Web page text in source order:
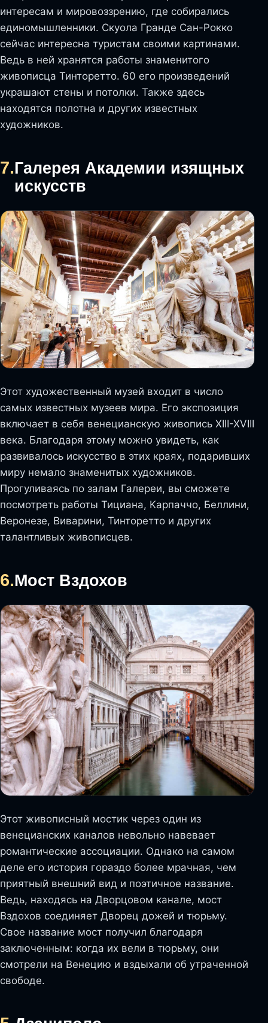
интересам и мировоззрению, где собирались
единомышленники. Скуола Гранде Сан-Рокко
сейчас интересна туристам своими картинами.
Ведь в ней хранятся работы знаменитого
живописца Тинторетто. 60 его произведений
украшают стены и потолки. Также здесь
находятся полотна и других известных
художников.
7.Галерея Академии изящных
искусств
Этот художественный музей входит в число
самых известных музеев мира. Его экспозиция
включает в себя венецианскую живопись XIII-XVIII
века. Благодаря этому можно увидеть, как
развивалось искусство в этих краях, подаривших
миру немало знаменитых художников.
Прогуливаясь по залам Галереи, вы сможете
посмотреть работы Тициана, Карпаччо, Беллини,
Веронезе, Виварини, Тинторетто и других
талантливых живописцев.
6.Мост Вздохов
Этот живописный мостик через один из
венецианских каналов невольно навевает
романтические ассоциации. Однако на самом
деле его история гораздо более мрачная, чем
приятный внешний вид и поэтичное название.
Ведь, находясь на Дворцовом канале, мост
Вздохов соединяет Дворец дожей и тюрьму.
Свое название мост получил благодаря
заключенным: когда их вели в тюрьму, они
смотрели на Венецию и вздыхали об утраченной
свободе.